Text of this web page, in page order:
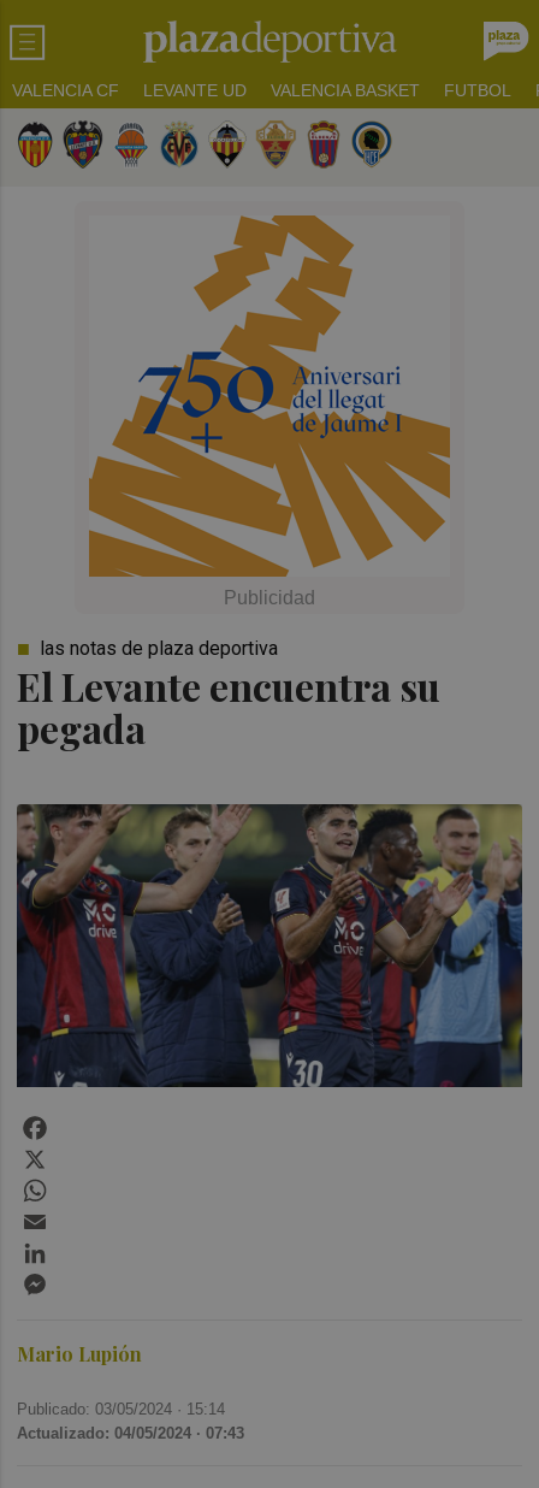
VALENCIA CF LEVANTE UD VALENCIA BASKET FUTBOL
El Levante encuentra su
pegada
las notas de plaza deportiva
Mario Lupión
Publicado: 03/05/2024 · 15:14
Actualizado: 04/05/2024 · 07:43